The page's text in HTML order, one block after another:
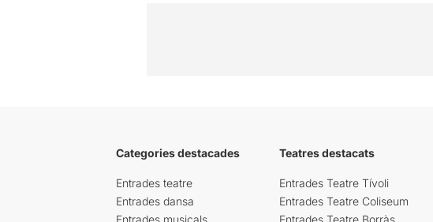
Categories destacades
Entrades teatre
Entrades dansa
Entrades musicals
Teatres destacats
Entrades Teatre Tívoli
Entrades Teatre Coliseum
Entrades Teatre Borràs